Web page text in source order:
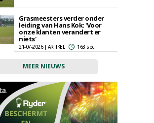
Grasmeesters verder onder
leiding van Hans Kok: 'Voor
onze klanten verandert er
niets'
21-07-2026 | ARTIKEL 163 sec
MEER NIEUWS